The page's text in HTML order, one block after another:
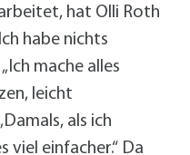
hat Olli Roth
habe nichts
mache alles
leicht
als ich
viel einfacher.“ Da